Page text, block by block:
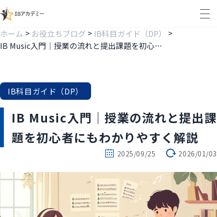
ホーム > お役立ちブログ > IB科目ガイド（DP）
>
IB Music入門｜授業の流れと提出課題を初心者にもわかりやすく解説
IB科目ガイド（DP）
IB Music入門｜授業の流れと提出課
題を初心者にもわかりやすく解説
2025/09/25 2026/01/03